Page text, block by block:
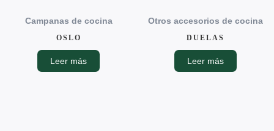
Campanas de cocina
OSLO
Leer más
Otros accesorios de cocina
DUELAS
Leer más